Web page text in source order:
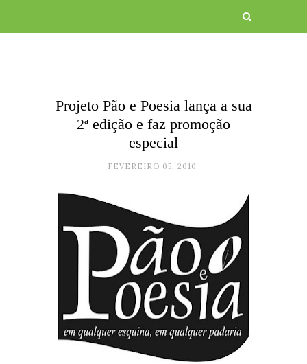
Projeto Pão e Poesia lança a sua
2ª edição e faz promoção
especial
FEVEREIRO 05, 2010